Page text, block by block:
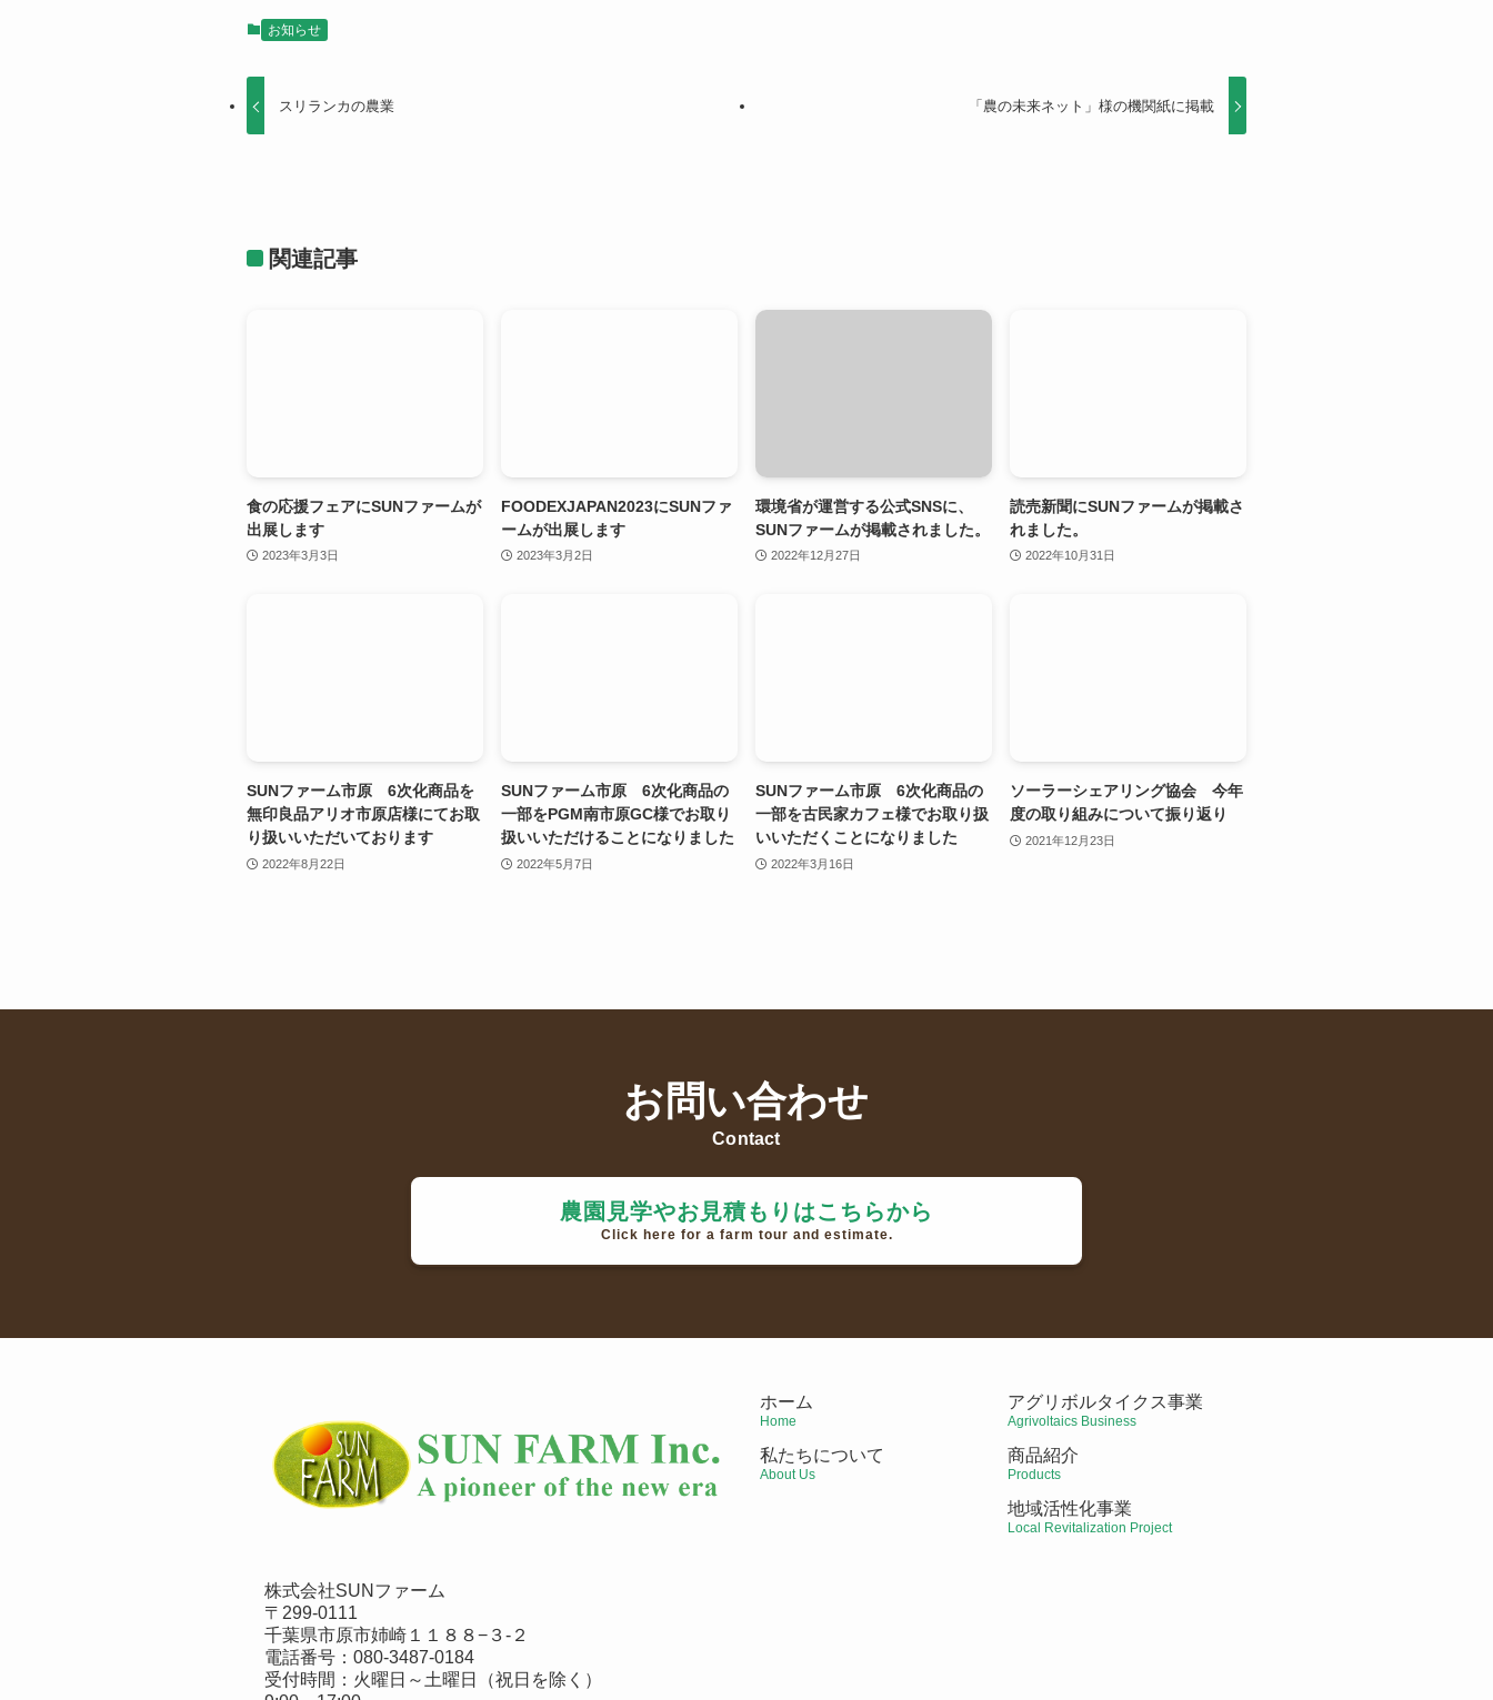
お知らせ
スリランカの農業 「農の未来ネット」様の機関紙に掲載
関連記事
食の応援フェアにSUNファームが
出展します
2023年3月3日
FOODEXJAPAN2023にSUNファ
ームが出展します
2023年3月2日
環境省が運営する公式SNSに、
SUNファームが掲載されました。
2022年12月27日
読売新聞にSUNファームが掲載さ
れました。
2022年10月31日
SUNファーム市原 6次化商品を
無印良品アリオ市原店様にてお取
り扱いいただいております
2022年8月22日
SUNファーム市原 6次化商品の
一部をPGM南市原GC様でお取り
扱いいただけることになりました
2022年5月7日
SUNファーム市原 6次化商品の
一部を古民家カフェ様でお取り扱
いいただくことになりました
2022年3月16日
ソーラーシェアリング協会 今年
度の取り組みについて振り返り
2021年12月23日
お問い合わせ
Contact
農園見学やお見積もりはこちらから
Click here for a farm tour and estimate.
株式会社SUNファーム
〒299-0111
千葉県市原市姉崎１１８８−３-２
電話番号： 080-3487-0184
受付時間：火曜日～土曜日（祝日を除く）
ホーム
Home
私たちについて
About Us
アグリボルタイクス事業
Agrivoltaics Business
商品紹介
Products
地域活性化事業
Local Revitalization Project